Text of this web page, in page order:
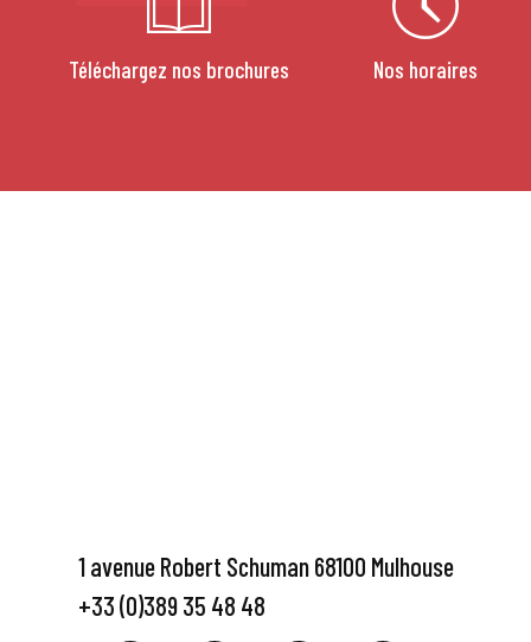
Téléchargez nos brochures Nos horaires
1 avenue Robert Schuman 68100 Mulhouse
+33 (0)389 35 48 48